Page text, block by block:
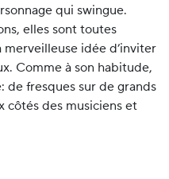
qui swingue.
elles sont toutes
idée d’inviter
Comme à son habitude,
de fresques sur de grands
côtés des musiciens et